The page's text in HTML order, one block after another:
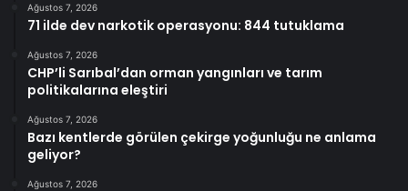
Ağustos 7, 2026
71 ilde dev narkotik operasyonu: 844 tutuklama
Ağustos 7, 2026
CHP’li Sarıbal’dan orman yangınları ve tarım
politikalarına eleştiri
Ağustos 7, 2026
Bazı kentlerde görülen çekirge yoğunluğu ne anlama
geliyor?
Ağustos 7, 2026